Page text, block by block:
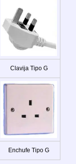
Clavija Tipo G
Enchufe Tipo G